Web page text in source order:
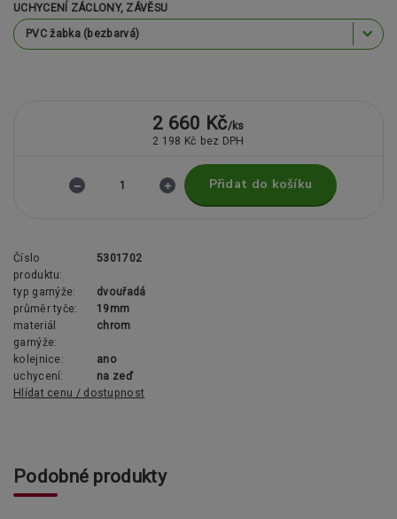
UCHYCENÍ ZÁCLONY, ZÁVĚSU
2 660 Kč/ks
2 198 Kč bez DPH
Přidat do košíku
Číslo
produktu:
5301702
typ garnýže:
dvouřadá
průměr tyče:
19mm
materiál
garnýže:
chrom
kolejnice:
ano
uchycení:
na zeď
Hlídat cenu / dostupnost
Podobné produkty